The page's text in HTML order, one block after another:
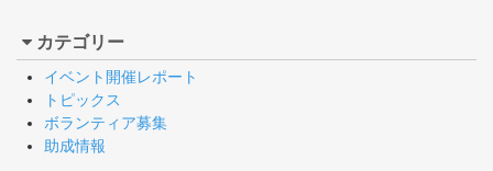
カテゴリー
イベント開催レポート
トピックス
ボランティア募集
助成情報